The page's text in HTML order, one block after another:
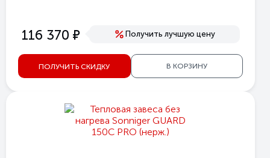
116 370 е Получить лучшую цену
ПОЛУЧИТЬ СКИДКУ В КОРЗИНУ